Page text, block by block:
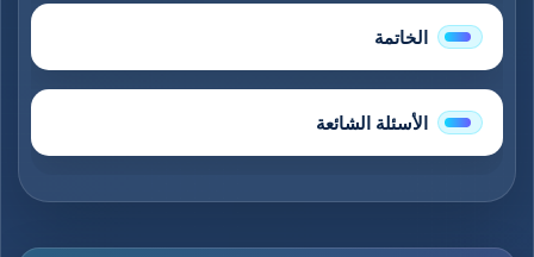
الخاتمة
الأسئلة الشائعة